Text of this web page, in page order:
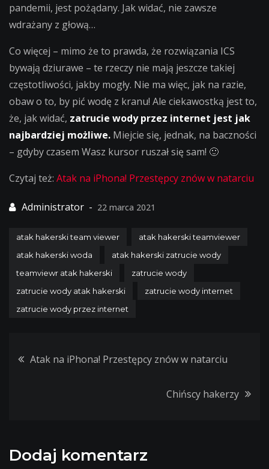
pandemii, jest pożądany. Jak widać, nie zawsze
wdrażany z głową…
Co więcej – mimo że to prawda, że rozwiązania ICS
bywają dziurawe – te rzeczy nie mają jeszcze takiej
częstotliwości, jakby mogły. Nie ma więc, jak na razie,
obaw o to, by pić wodę z kranu! Ale ciekawostką jest to,
że, jak widać, zatrucie wody przez internet jest jak
najbardziej możliwe. Miejcie się, jednak, na baczności
– gdyby czasem Wasz kursor ruszał się sam! 🙂
Czytaj też: Atak na iPhona! Przestępcy znów w natarciu
22 marca 2021
atak hakerski team viewer
atak hakerski teamviewer
atak hakerski woda
atak hakerski zatrucie wody
teamviewr atak hakerski
zatrucie wody
zatrucie wody atak hakerski
zatrucie wody internet
zatrucie wody przez internet
Nawigacja
Atak na iPhona! Przestępcy znów w natarciu
Chińscy hakerzy
Dodaj komentarz